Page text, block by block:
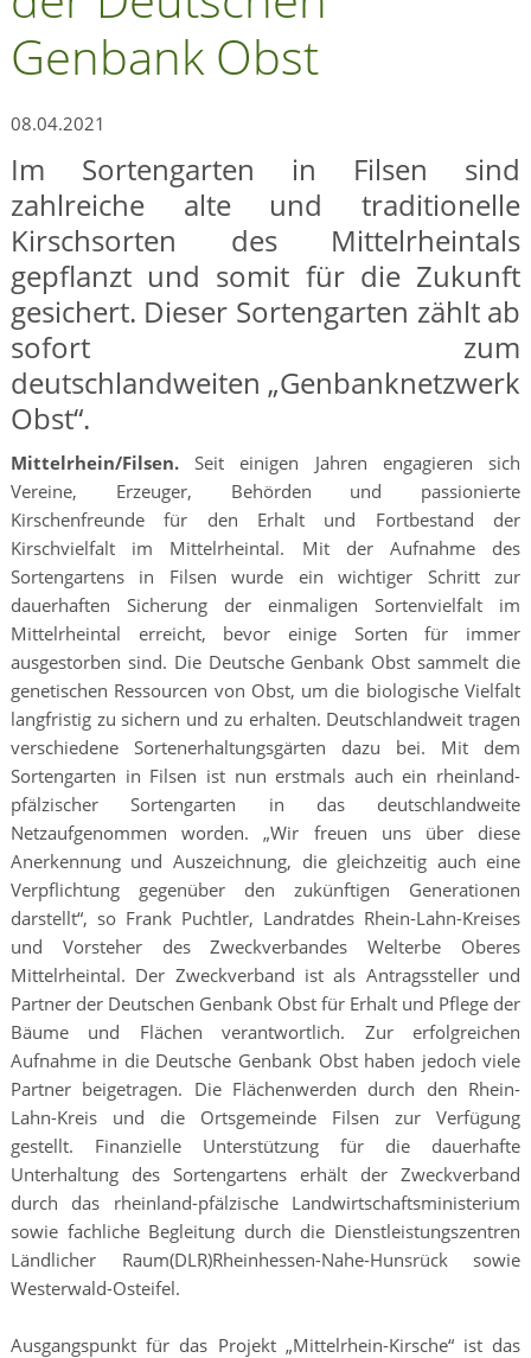
Genbank Obst
08.04.2021
Im Sortengarten in Filsen sind
zahlreiche alte und traditionelle
Kirschsorten des Mittelrheintals
gepflanzt und somit für die Zukunft
gesichert. Dieser Sortengarten zählt ab
sofort zum
deutschlandweiten „Genbanknetzwerk
Obst“.
Mittelrhein/Filsen.Seit einigen Jahren engagieren sich
Vereine, Erzeuger, Behörden und passionierte
Kirschenfreunde für den Erhalt und Fortbestand der
Kirschvielfalt im Mittelrheintal. Mit der Aufnahme des
Sortengartens in Filsen wurde ein wichtiger Schritt zur
dauerhaften Sicherung der einmaligen Sortenvielfalt im
Mittelrheintal erreicht, bevor einige Sorten für immer
ausgestorben sind. Die Deutsche Genbank Obst sammelt die
genetischen Ressourcen von Obst, um die biologische Vielfalt
langfristig zu sichern und zu erhalten. Deutschlandweit tragen
verschiedene Sortenerhaltungsgärten dazu bei. Mit dem
Sortengarten in Filsen ist nun erstmals auch ein rheinland-
pfälzischer Sortengarten in das deutschlandweite
Netzaufgenommen worden. „Wir freuen uns über diese
Anerkennung und Auszeichnung, die gleichzeitig auch eine
Verpflichtung gegenüber den zukünftigen Generationen
darstellt“, so Frank Puchtler, Landratdes Rhein-Lahn-Kreises
und Vorsteher des Zweckverbandes Welterbe Oberes
Mittelrheintal. Der Zweckverband ist als Antragssteller und
Partner der Deutschen Genbank Obst für Erhalt und Pflege der
Bäume und Flächen verantwortlich. Zur erfolgreichen
Aufnahme in die Deutsche Genbank Obst haben jedoch viele
Partner beigetragen. Die Flächenwerden durch den Rhein-
Lahn-Kreis und die Ortsgemeinde Filsen zur Verfügung
gestellt. Finanzielle Unterstützung für die dauerhafte
Unterhaltung des Sortengartens erhält der Zweckverband
durch das rheinland-pfälzische Landwirtschaftsministerium
sowie fachliche Begleitung durch die Dienstleistungszentren
Ländlicher Raum(DLR)Rheinhessen-Nahe-Hunsrück sowie
Westerwald-Osteifel.
Ausgangspunkt für das Projekt „Mittelrhein-Kirsche“ ist das